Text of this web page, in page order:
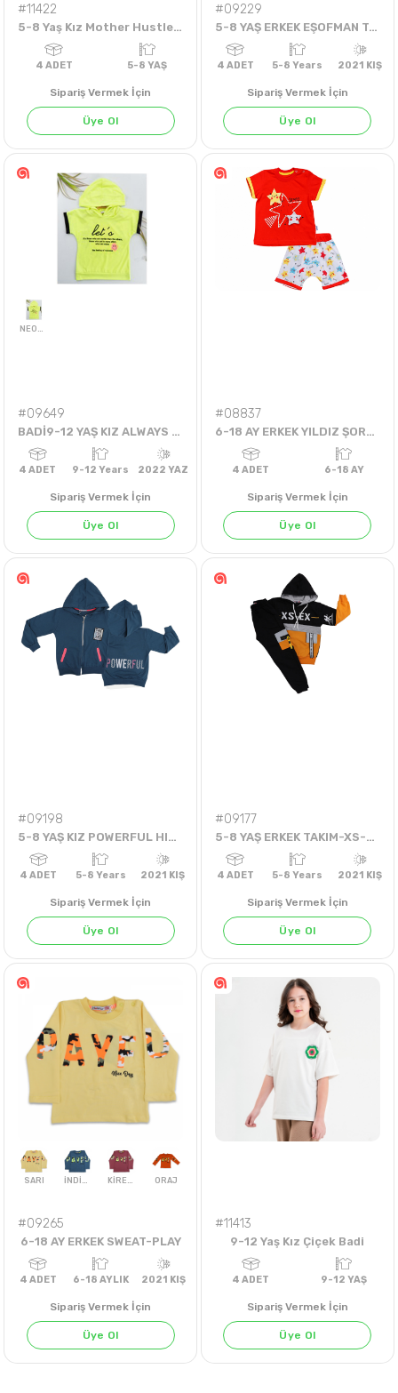
#11422
5-8 Yaş Kız Mother Hustler Badi
ADET 5-8 YAŞ
Sipariş Vermek İçin
Üye Ol
#09229
5-8 YAŞ ERKEK EŞOFMAN TAKIM
ADET 5-8 Years
Sipariş Vermek İçin
Üye Ol
NEON SARI
#09649
BADİ9-12 YAŞ KIZ ALWAYS KEEP SMILING BADİ
Sipariş Vermek İçin
Üye Ol
#08837
6-18 AY ERKEK YILDIZ ŞORTLU TAKIM
Sipariş Vermek İçin
Üye Ol
#09198
5-8 YAŞ KIZ POWERFUL HIRKA
4ADET 5-8 Years
Sipariş Vermek İçin
Üye Ol
#09177
5-8 YAŞ ERKEK TAKIM-XS-EX-2İP
Sipariş Vermek İçin
Üye Ol
#09265
6-18 AY ERKEK SWEAT-PLAY
Sipariş Vermek İçin
Üye Ol
#11413
9-12 Yaş Kız Çiçek Badi
Sipariş Vermek İçin
Üye Ol